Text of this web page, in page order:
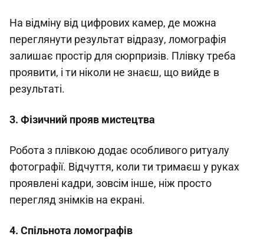
На відміну від цифрових камер, де можна
переглянути результат відразу, ломографія
залишає простір для сюрпризів. Плівку треба
проявити, і ти ніколи не знаєш, що вийде в
результаті.
3. Фізичний прояв мистецтва
Робота з плівкою додає особливого ритуалу
фотографії. Відчуття, коли ти тримаєш у руках
проявлені кадри, зовсім інше, ніж просто
перегляд знімків на екрані.
4. Спільнота ломографів